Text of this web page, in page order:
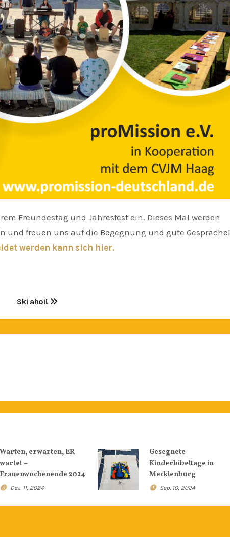
und freuen uns auf die Begegnung und gute Gespräche!
werden kann sich hier.
Ski ahoi!
Warten, erwarten, ER
wartet –
Frauenwochenende 2024
Dez. 11, 2024
Gesegnete
Kinderbibeltage in
Mecklenburg
Sep. 10, 2024